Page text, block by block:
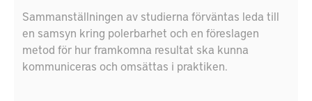
Sammanställningen av studierna förväntas leda till
en samsyn kring polerbarhet och en föreslagen
metod för hur framkomna resultat ska kunna
kommuniceras och omsättas i praktiken.